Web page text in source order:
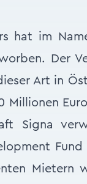
hat im
Der
Art in
Millionen
Signa
Mietern